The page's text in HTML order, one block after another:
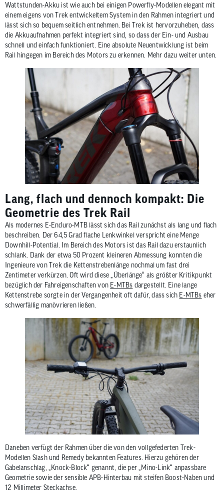
Wattstunden-Akku ist wie auch bei einigen Powerfly-Modellen elegant mit
einem eigens von Trek entwickeltem System in den Rahmen integriert und
lässt sich so bequem seitlich entnehmen. Bei Trek ist hervorzuheben, dass
die Akkuaufnahmen perfekt integriert sind, so dass der Ein- und Ausbau
schnell und einfach funktioniert. Eine absolute Neuentwicklung ist beim
Rail hingegen im Bereich des Motors zu erkennen. Mehr dazu weiter unten.
Lang, flach und dennoch kompakt: Die
Geometrie des Trek Rail
Als modernes E-Enduro-MTB lässt sich das Rail zunächst als lang und flach
beschreiben. Der 64,5 Grad flache Lenkwinkel verspricht eine Menge
Downhill-Potential. Im Bereich des Motors ist das Rail dazu erstaunlich
schlank. Dank der etwa 50 Prozent kleineren Abmessung konnten die
Ingenieure von Trek die Kettenstrebenlänge nochmal um fast drei
Zentimeter verkürzen. Oft wird diese „Überlänge“ als größter Kritikpunkt
bezüglich der Fahreigenschaften von E-MTBs dargestellt. Eine lange
Kettenstrebe sorgte in der Vergangenheit oft dafür, dass sich E-MTBs eher
schwerfällig manövrieren ließen.
Daneben verfügt der Rahmen über die von den vollgefederten Trek-
Modellen Slash und Remedy bekannten Features. Hierzu gehören der
Gabelanschlag, „Knock-Block“ genannt, die per „Mino-Link“ anpassbare
Geometrie sowie der sensible APB-Hinterbau mit steifen Boost-Naben und
12 Millimeter Steckachse.